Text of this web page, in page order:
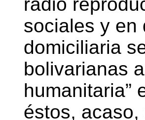
sociales y en
domiciliaria
bolivarianas
humanitaria”
éstos,